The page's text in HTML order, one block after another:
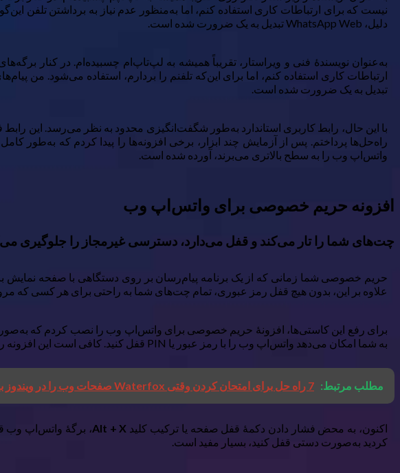
دلیل، WhatsApp Web تبدیل به یک ضرورت شده است.
به‌عنوان نویسندهٔ فنی و ویراستار، تقریباً همیشه به لپ‌تاپ‌ام چسبیده‌ام. در کنار
ارتباطات کاری استفاده کنم، اما برای این‌که تلفنم را بردارم، استفاده می‌شود. من
تبدیل به یک ضرورت شده است.
با این حال، رابط کاربری استاندارد به‌طور شگفت‌انگیزی محدود به نظر می‌رسد. این
راه‌حل‌ها پرداختم. پس از آزمایش چند ابزار، برخی افزونه‌ها را پیدا کردم که به‌طور
واتس‌اپ وب را به سطح بالاتری می‌برند، آورده شده است.
افزونه حریم خصوصی برای واتس‌اپ وب
چت‌های شما را تار می‌کند و قفل می‌دارد، دسترسی غیرمجاز را جلوگیری
حریم خصوصی شما زمانی که از یک برنامه پیام‌رسان بر روی دستگاهی با صفحه نمایش
علاوه بر این، بدون هیچ قفل رمز عبوری، تمام چت‌های شما به راحتی برای هر کسی که
برای رفع این کاستی‌ها، افزونهٔ حریم خصوصی برای واتس‌اپ وب را نصب کردم که
به شما امکان می‌دهد واتس‌اپ وب را با رمز عبور یا PIN قفل کنید. کافی است این افزونه را نصب کنید، واتس‌اپ وب را باز کنید، بر روی افزونه کلیک کنید، دکمهٔ قفل صفحه را فشار دهید و رمز را تنظیم کنید.
مطلب مرتبط: 7 راه حل برای امتحان کردن وقتی Waterfox صفحات وب را در ویندوز بارگیری نمی کند
اکنون، به محض فشار دادن دکمهٔ قفل صفحه یا ترکیب کلید Alt + X، برگهٔ واتس‌اپ وب
کردید به‌صورت دستی قفل کنید، بسیار مفید است.